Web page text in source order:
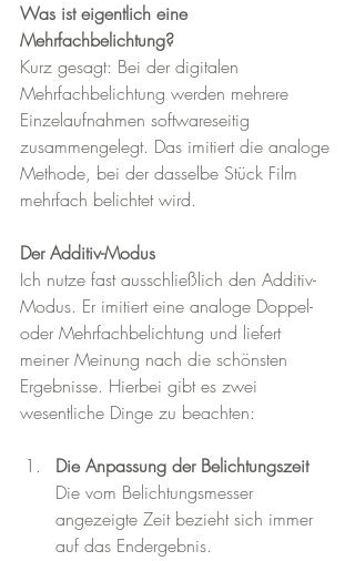
Was ist eigentlich eine
Mehrfachbelichtung?
Kurz gesagt: Bei der digitalen
Mehrfachbelichtung werden mehrere
Einzelaufnahmen softwareseitig
zusammengelegt. Das imitiert die analoge
Methode, bei der dasselbe Stück Film
mehrfach belichtet wird.
Der Additiv-Modus
Ich nutze fast ausschließlich den Additiv-
Modus. Er imitiert eine analoge Doppel-
oder Mehrfachbelichtung und liefert
meiner Meinung nach die schönsten
Ergebnisse. Hierbei gibt es zwei
wesentliche Dinge zu beachten:
Die Anpassung der Belichtungszeit
Die vom Belichtungsmesser
angezeigte Zeit bezieht sich immer
auf das Endergebnis.